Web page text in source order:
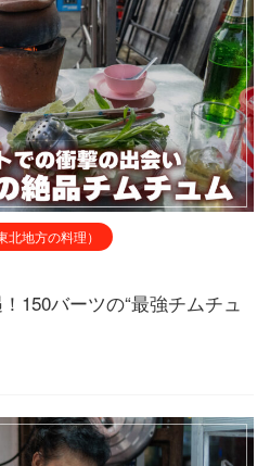
北地方の料理）
150バーツの“最強チムチュ